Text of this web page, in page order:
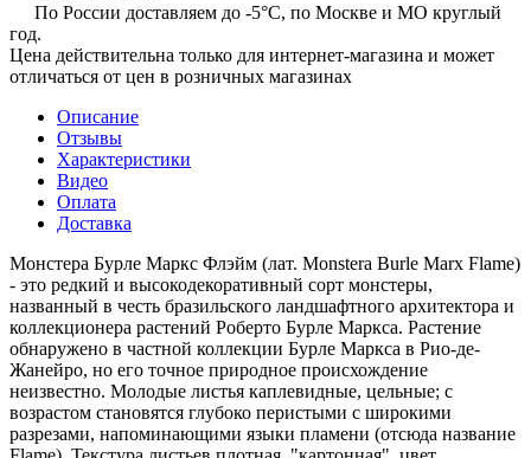
По России доставляем до -5°C, по Москве и МО круглый
год.
Цена действительна только для интернет-магазина и может
отличаться от цен в розничных магазинах
Описание
Отзывы
Характеристики
Видео
Оплата
Доставка
Монстера Бурле Маркс Флэйм (лат. Monstera Burle Marx Flame)
- это редкий и высокодекоративный сорт монстеры,
названный в честь бразильского ландшафтного архитектора и
коллекционера растений Роберто Бурле Маркса. Растение
обнаружено в частной коллекции Бурле Маркса в Рио-де-
Жанейро, но его точное природное происхождение
неизвестно. Молодые листья каплевидные, цельные; с
возрастом становятся глубоко перистыми с широкими
разрезами, напоминающими языки пламени (отсюда название